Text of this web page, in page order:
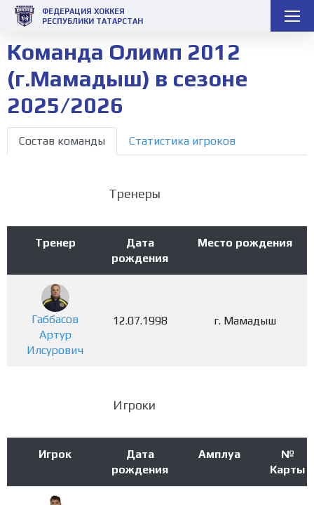
ФЕДЕРАЦИЯ ХОККЕЯ
РЕСПУБЛИКИ ТАТАРСТАН
Команда Олимп 2012
(г.Мамадыш) в сезоне
2025/2026
Состав команды Статистика игроков
Тренеры
Тренер
Дата
рождения
Место рождения
Габбасов
Артур
Илсурович
12.07.1998 г. Мамадыш
Игроки
Игрок
Дата
рождения
Амплуа
№
Карты